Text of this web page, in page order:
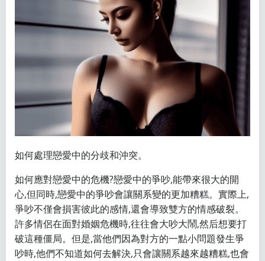
如何處理戀愛中的分歧和沖突。
如何應對戀愛中的危機?戀愛中的爭吵,能帶來很大的開
心,但同時,戀愛中的爭吵會讓關系變的更加糟糕。實際上,
爭吵不僅會損害彼此的感情,還會導致雙方的情感破裂。
許多情侶在面對婚姻危機時,往往會大吵大鬧,然后想要打
破這種僵局。但是,當他們因為對方的一點小問題發生爭
吵時,他們不知道如何去解決,只會讓關系越來越糟糕,也會